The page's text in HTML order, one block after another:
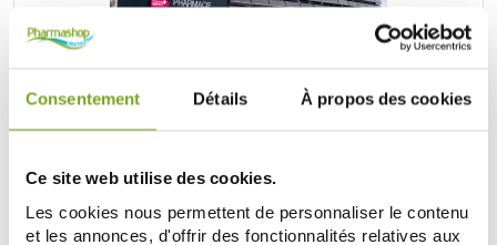
Consentement Détails À propos des cookies
Ce site web utilise des cookies.
Les cookies nous permettent de personnaliser le contenu
et les annonces, d'offrir des fonctionnalités relatives aux
Retrouvez plus de 20 000 références à prix discount, de
nombreuses offres et promotions ainsi que toutes vos
marques préférées,
Lancaster,IT cosmetics... Bénéficiez de nos promotions et
parapharmacie, les produits de beauté, les produits bio...